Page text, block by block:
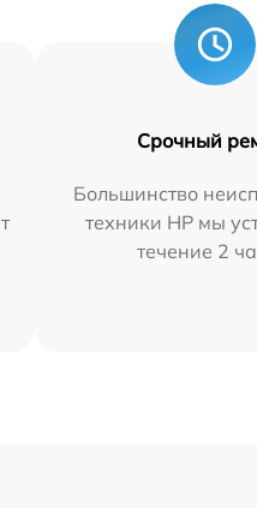
Срочный
Большинство
техники HP мы
течение 2